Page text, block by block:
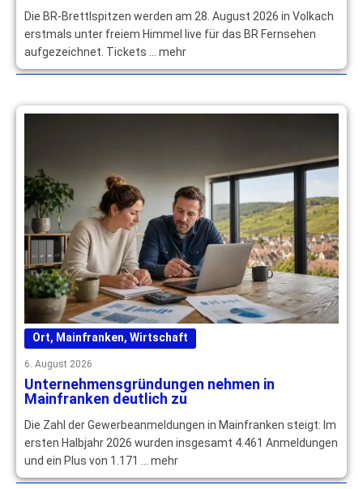
Die BR-Brettlspitzen werden am 28. August 2026 in Volkach
erstmals unter freiem Himmel live für das BR Fernsehen
aufgezeichnet. Tickets … mehr
Ort, Mainfranken, Wirtschaft
6. August 2026
Unternehmensgründungen nehmen in
Mainfranken deutlich zu
Die Zahl der Gewerbeanmeldungen in Mainfranken steigt: Im
ersten Halbjahr 2026 wurden insgesamt 4.461 Anmeldungen
und ein Plus von 1.171 … mehr